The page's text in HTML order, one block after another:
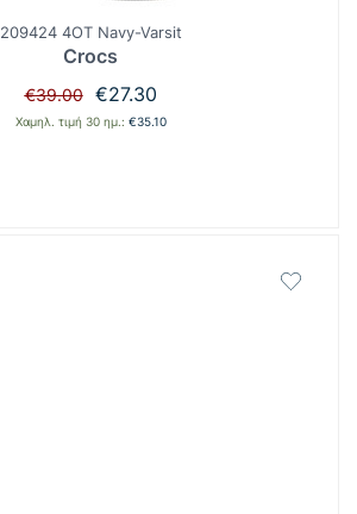
209424 4OT Navy-Varsit
Crocs
€39.00
Original
price
€27.30Η
τρέχουσα
Χαμηλ. τιμή 30 ημ.: €35.10